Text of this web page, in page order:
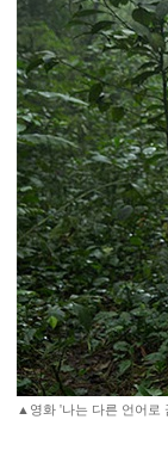
▲영화 '나는 다른 언어로